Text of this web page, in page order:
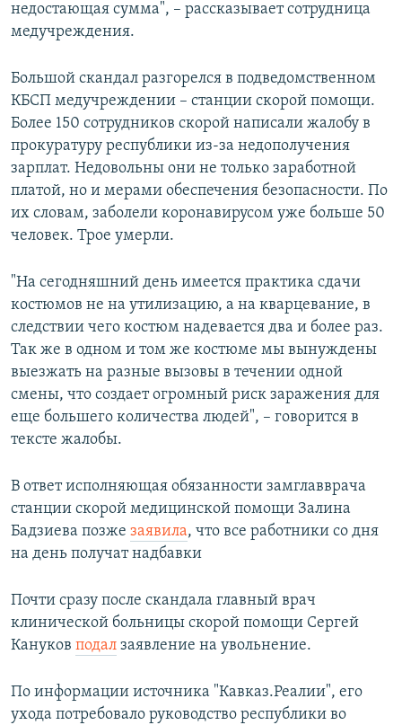
недостающая сумма", – рассказывает сотрудница
медучреждения.
Большой скандал разгорелся в подведомственном
КБСП медучреждении – станции скорой помощи.
Более 150 сотрудников скорой написали жалобу в
прокуратуру республики из-за недополучения
зарплат. Недовольны они не только заработной
платой, но и мерами обеспечения безопасности. По
их словам, заболели коронавирусом уже больше 50
человек. Трое умерли.
"На сегодняшний день имеется практика сдачи
костюмов не на утилизацию, а на кварцевание, в
следствии чего костюм надевается два и более раз.
Так же в одном и том же костюме мы вынуждены
выезжать на разные вызовы в течении одной
смены, что создает огромный риск заражения для
еще большего количества людей", – говорится в
тексте жалобы.
В ответ исполняющая обязанности замглавврача
станции скорой медицинской помощи Залина
Бадзиева позже заявила, что все работники со дня
на день получат надбавки
Почти сразу после скандала главный врач
клинической больницы скорой помощи Сергей
Кануков подал заявление на увольнение.
По информации источника "Кавказ.Реалии", его
ухода потребовало руководство республики во